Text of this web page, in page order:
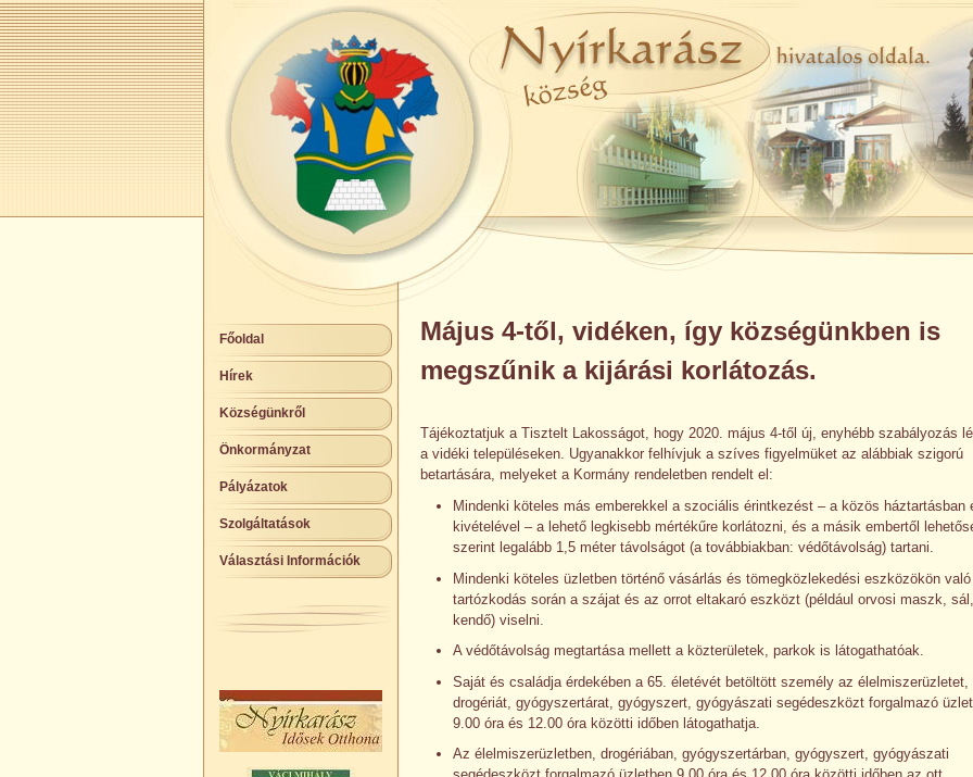
Főoldal
Hírek
Községünkről
Önkormányzat
Pályázatok
Szolgáltatások
Választási Információk
Május 4-től, vidéken, így községünkben is
megszűnik a kijárási korlátozás.
Tájékoztatjuk a Tisztelt Lakosságot, hogy 2020. május 4-től új, enyhébb szabályozás
a vidéki tel epüléseken. Ugyanakkor felhívjuk a szíves figyelmüket az alábbiak szigorú
betartására, melyeket a Kormány rendeletben rendelt el:
Mindenki köteles más emberekkel a szociális érintkezést – a közös háztartásban
kivételével – a lehető legkisebb mértékűre korlátozni, és a másik embertől
szerint legalább 1,5 méter távolságot (a továbbiakban: védőtávolság) tartani.
Mindenki köteles üzletben történő vásárlás és tömegközlekedési eszközökön való
tartózkodás során a szájat és az orrot eltakaró eszközt (például orvosi maszk, sál,
kendő) viselni.
A védőtávolság megtartása mellett a közterületek, parkok is látogathatóak.
Saját és családja érdekében a 65. életévét betöltött személy az élelmiszerüzletet,
drogériát, gyógyszertárat, gyógyszert, gyógyászati segédeszközt forgalmazó
9.00 óra és 12.00 óra közötti időben látogathatja.
Az élelmiszerüzletben, drogériában, gyógyszertárban, gyógyszert, gyógyászati